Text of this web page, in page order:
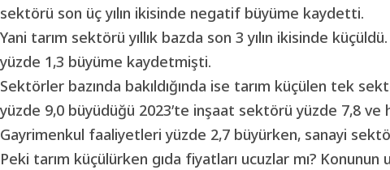
sektörü son üç yılın ikisinde negatif büyüme kaydetti.
Yani tarım sektörü yıllık bazda son 3 yılın ikisinde
yüzde 1,3 büyüme kaydetmişti.
Sektörler bazında bakıldığında ise tarım küçülen tek
yüzde 9,0 büyüdüğü 2023’te inşaat sektörü yüzde 7,8
Gayrimenkul faaliyetleri yüzde 2,7 büyürken, sanayi
Peki tarım küçülürken gıda fiyatları ucuzlar mı?